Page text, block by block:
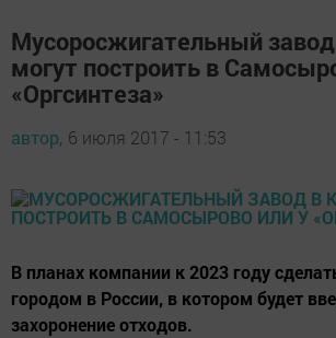
Мусоросжигательный
могут построить в
«Оргсинтеза»
автор, 6 июля 2017 - 11:53
В планах компании к 2023 году
городом в России, в котором будет
захоронение отходов.